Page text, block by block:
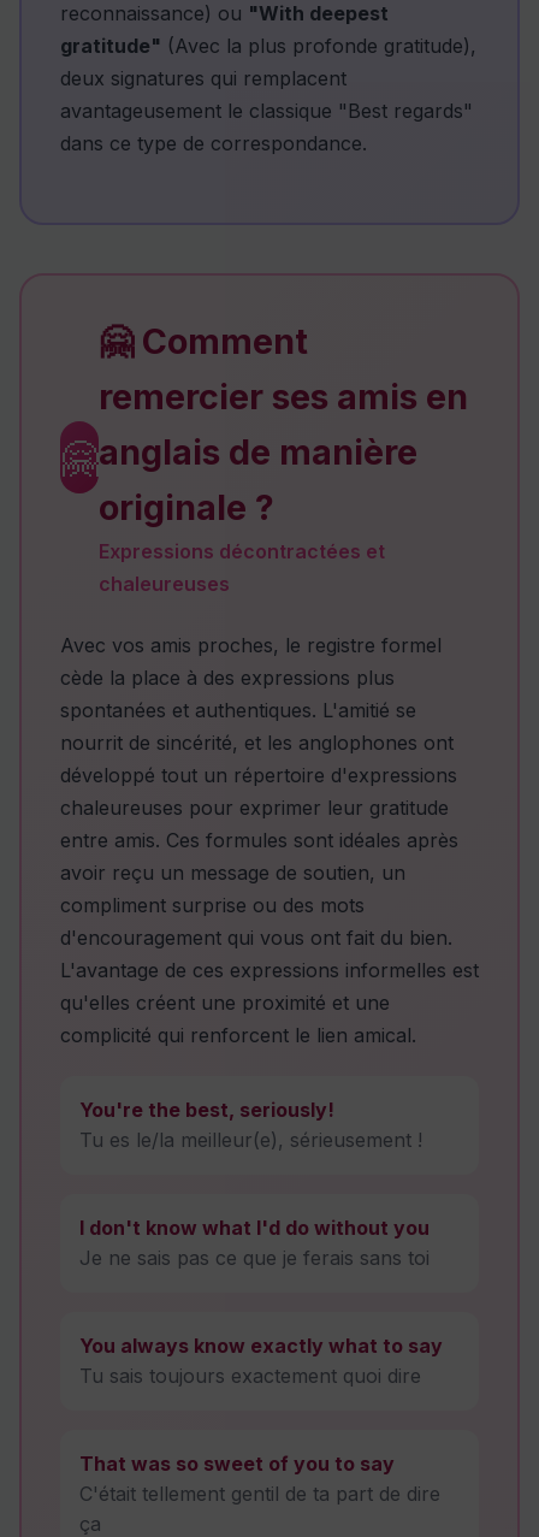
reconnaissance) ou "With deepest
gratitude" (Avec la plus profonde gratitude),
deux signatures qui remplacent
avantageusement le classique "Best regards"
dans ce type de correspondance.
🤗
🤗 Comment
remercier ses amis en
anglais de manière
originale ?
Expressions décontractées et
chaleureuses
Avec vos amis proches, le registre formel
cède la place à des expressions plus
spontanées et authentiques. L'amitié se
nourrit de sincérité, et les anglophones ont
développé tout un répertoire d'expressions
chaleureuses pour exprimer leur gratitude
entre amis. Ces formules sont idéales après
avoir reçu un message de soutien, un
compliment surprise ou des mots
d'encouragement qui vous ont fait du bien.
L'avantage de ces expressions informelles est
qu'elles créent une proximité et une
complicité qui renforcent le lien amical.
You're the best, seriously!
Tu es le/la meilleur(e), sérieusement !
I don't know what I'd do without you
Je ne sais pas ce que je ferais sans toi
You always know exactly what to say
Tu sais toujours exactement quoi dire
That was so sweet of you to say
C'était tellement gentil de ta part de dire
ça